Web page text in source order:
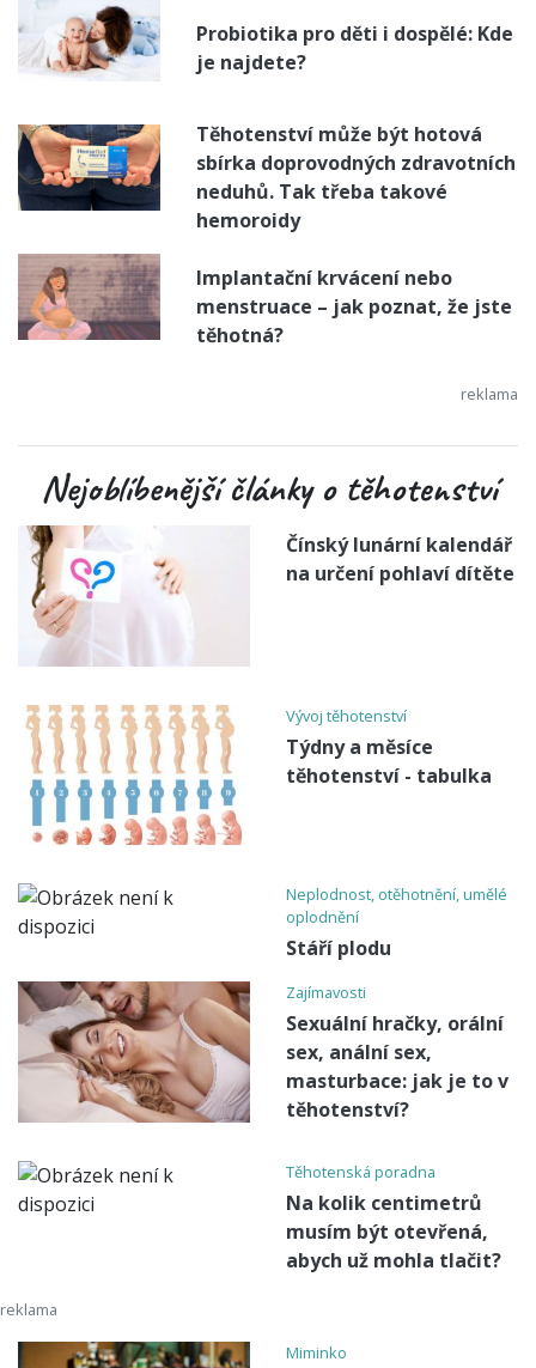
Probiotika pro děti i dospělé: Kde
je najdete?
Těhotenství může být hotová
sbírka doprovodných zdravotních
neduhů. Tak třeba takové
hemoroidy
Implantační krvácení nebo
menstruace – jak poznat, že jste
těhotná?
Nejoblíbenější články o těhotenství
Čínský lunární kalendář
na určení pohlaví dítěte
Vývoj těhotenství
Týdny a měsíce
těhotenství - tabulka
Neplodnost, otěhotnění, umělé
oplodnění
Stáří plodu
Zajímavosti
Sexuální hračky, orální
sex, anální sex,
masturbace: jak je to v
těhotenství?
Těhotenská poradna
Na kolik centimetrů
musím být otevřená,
abych už mohla tlačit?
Miminko